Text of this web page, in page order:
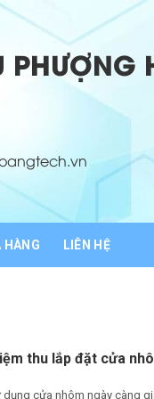
PHƯỢNG
HÀNG LIÊN HỆ
thu lắp đặt cửa
dụng cửa nhôm ngày càng